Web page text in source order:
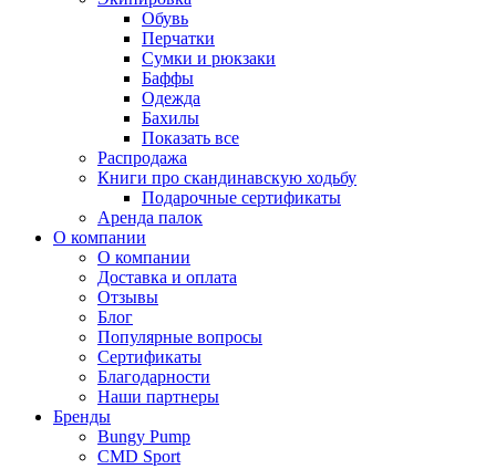
Обувь
Перчатки
Сумки и рюкзаки
Баффы
Одежда
Бахилы
Показать все
Распродажа
Книги про скандинавскую ходьбу
Подарочные сертификаты
Аренда палок
О компании
О компании
Доставка и оплата
Отзывы
Блог
Популярные вопросы
Сертификаты
Благодарности
Наши партнеры
Бренды
Bungy Pump
CMD Sport